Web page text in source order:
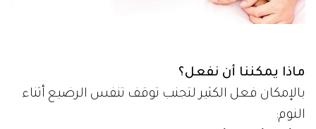
ماذا يمكننا أن نفعل؟
بالإمكان فعل الكثير لتجنب توقف تنفس الرضيع أثناء
النوم: